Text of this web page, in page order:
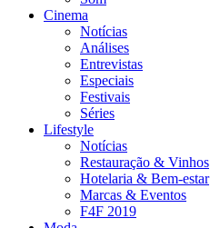
Cinema
Notícias
Análises
Entrevistas
Especiais
Festivais
Séries
Lifestyle
Notícias
Restauração & Vinhos
Hotelaria & Bem-estar
Marcas & Eventos
F4F 2019